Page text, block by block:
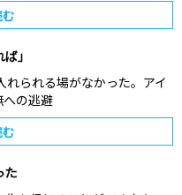
」
られる場がなかった。アイ
への逃避
た